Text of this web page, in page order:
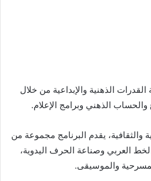
الذهنية والإبداعية من خلال
الذهني وبرامج الإعلام.
يقدم البرنامج مجموعة من
العربي وصناعة الحرف اليدوية،
والموسيقى.